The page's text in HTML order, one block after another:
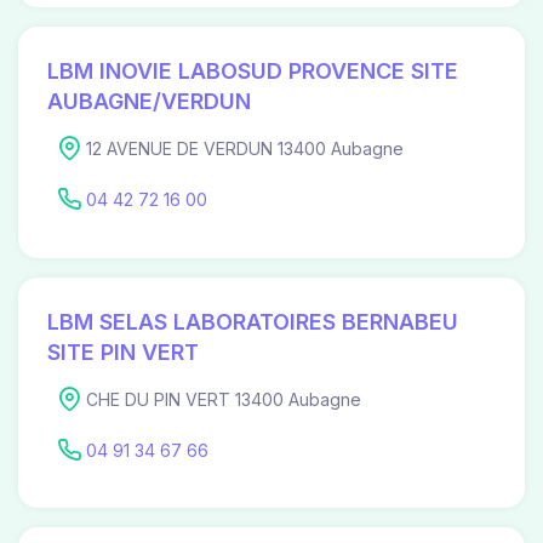
LBM INOVIE LABOSUD PROVENCE SITE
AUBAGNE/VERDUN
12 AVENUE DE VERDUN 13400 Aubagne
04 42 72 16 00
LBM SELAS LABORATOIRES BERNABEU
SITE PIN VERT
CHE DU PIN VERT 13400 Aubagne
04 91 34 67 66